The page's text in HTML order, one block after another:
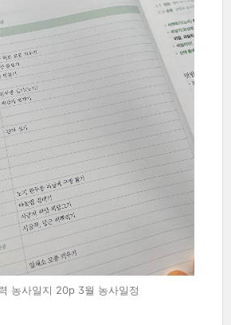
농사일지 20p 3월 농사일정